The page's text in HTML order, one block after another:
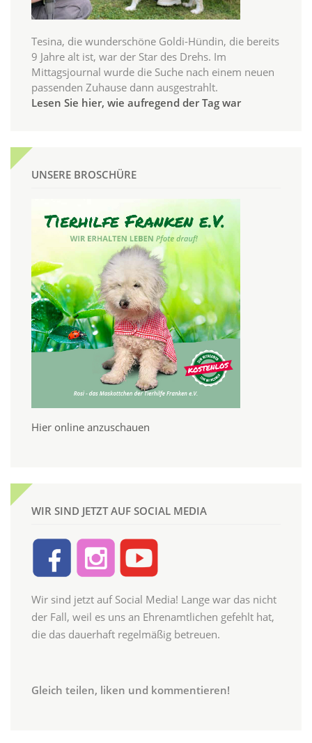
Tesina, die wunderschöne Goldi-Hündin, die bereits
9 Jahre alt ist, war der Star des Drehs. Im
Mittagsjournal wurde die Suche nach einem neuen
passenden Zuhause dann ausgestrahlt.
Lesen Sie hier, wie aufregend der Tag war
UNSERE BROSCHÜRE
Hier online anzuschauen
WIR SIND JETZT AUF SOCIAL MEDIA
Wir sind jetzt auf Social Media! Lange war das nicht
der Fall, weil es uns an Ehrenamtlichen gefehlt hat,
die das dauerhaft regelmäßig betreuen.
Gleich teilen, liken und kommentieren!